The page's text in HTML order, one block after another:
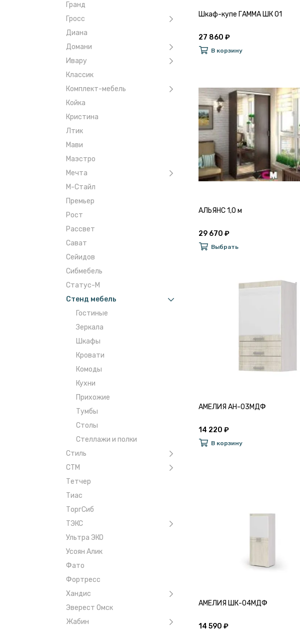
Гранд
Гросс
Диана
Домани
Ивару
Классик
Комплект-мебель
Койка
Кристина
Лтик
Мави
Маэстро
Мечта
М-Стайл
Премьер
Рост
Рассвет
Сават
Сейидов
Сибмебель
Статус-М
Стенд мебель
Гостиные
Зеркала
Шкафы
Кровати
Комоды
Кухни
Прихожие
Тумбы
Столы
Стеллажи и полки
Стиль
СТМ
Тетчер
Тиас
ТоргСиб
ТЭКС
Ультра ЭКО
Усоян Алик
Фато
Фортресс
Хандис
Эверест Омск
Жабин
Шкаф-купе ГАММА ШК 01
27 860 ₽
В корзину
АЛЬЯНС 1,0 м
29 670 ₽
Выбрать
АМЕЛИЯ АН-03МДФ
14 220 ₽
В корзину
АМЕЛИЯ ШК-04МДФ
14 590 ₽